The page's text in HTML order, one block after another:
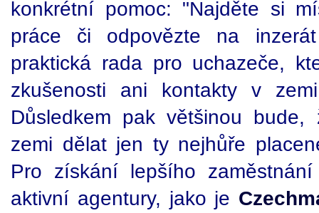
konkrétní pomoc: "Najděte si
práce či odpovězte na
praktická rada pro uchazeče,
zkušenosti ani kontakty v
Důsledkem pak většinou
zemi dělat jen ty nejhůře
Pro získání lepšího
aktivní agentury, jako je